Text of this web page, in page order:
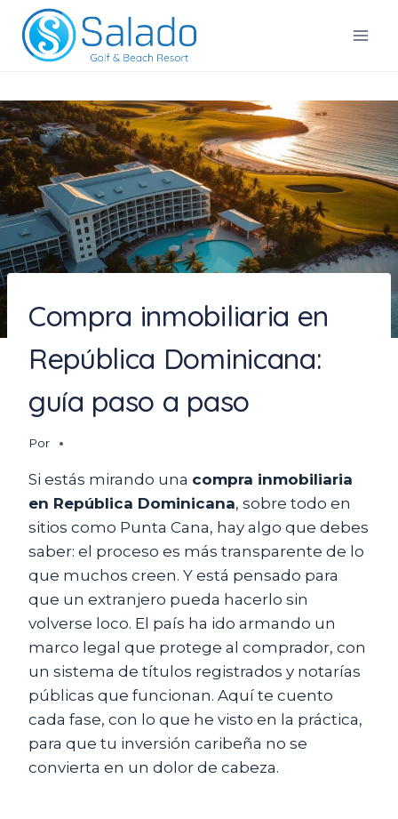
Saltar
contenido
Salado Golf & Beach Resort
Compra inmobiliaria en
República Dominicana:
guía paso a paso
Por
Si estás mirando una compra inmobiliaria
en República Dominicana, sobre todo en
sitios como Punta Cana, hay algo que debes
saber: el proceso es más transparente de lo
que muchos creen. Y está pensado para
que un extranjero pueda hacerlo sin
volverse loco. El país ha ido armando un
marco legal que protege al comprador, con
un sistema de títulos registrados y notarías
públicas que funcionan. Aquí te cuento
cada fase, con lo que he visto en la práctica,
para que tu inversión caribeña no se
convierta en un dolor de cabeza.